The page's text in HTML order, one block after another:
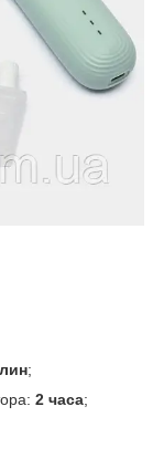
;
2 часа;